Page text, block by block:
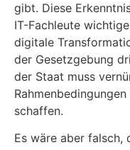
gibt. Diese
IT-Fachleute
digitale
der Gesetzgebung
der Staat muss
schaffen.
Es wäre aber falsch,